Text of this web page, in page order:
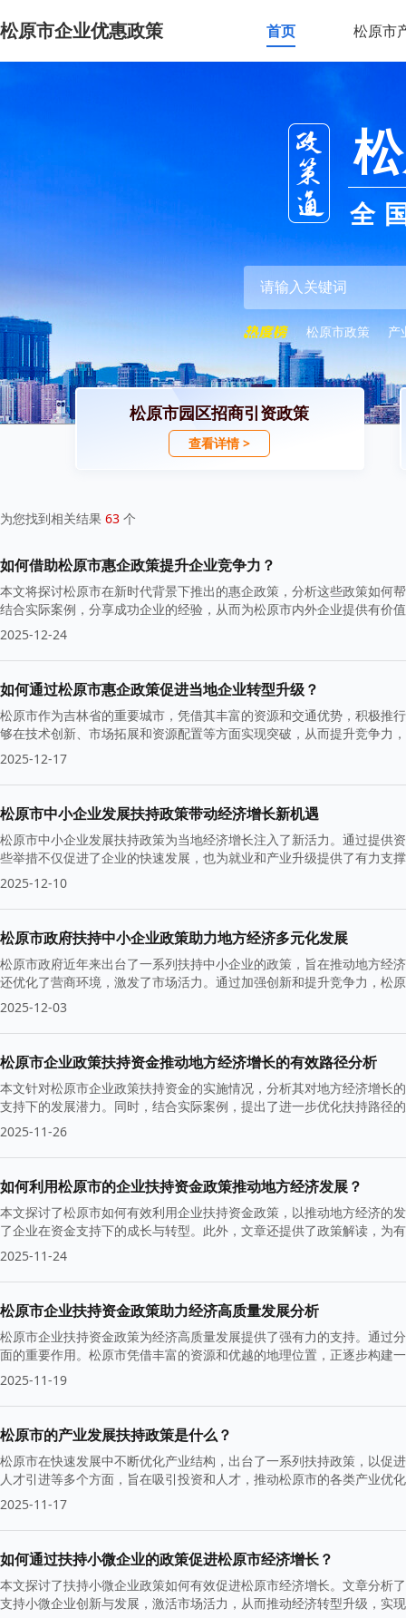
松原市企业优惠政策 首页 松原市
全
松原市政策 产
松原市园区招商引资政策
查看详情 >
为您找到相关结果 63 个
如何借助松原市惠企政策提升企业竞争力？
本文将探讨松原市在新时代背景下推出的惠企政策，分析这些政策如何
结合实际案例，分享成功企业的经验，从而为松原市内外企业提供有价
2025-12-24
如何通过松原市惠企政策促进当地企业转型升级？
松原市作为吉林省的重要城市，凭借其丰富的资源和交通优势，积极推
够在技术创新、市场拓展和资源配置等方面实现突破，从而提升竞争力
2025-12-17
松原市中小企业发展扶持政策带动经济增长新机遇
松原市中小企业发展扶持政策为当地经济增长注入了新活力。通过提供
些举措不仅促进了企业的快速发展，也为就业和产业升级提供了有力支
2025-12-10
松原市政府扶持中小企业政策助力地方经济多元化发展
松原市政府近年来出台了一系列扶持中小企业的政策，旨在推动地方经
还优化了营商环境，激发了市场活力。通过加强创新和提升竞争力，松
2025-12-03
松原市企业政策扶持资金推动地方经济增长的有效路径分析
本文针对松原市企业政策扶持资金的实施情况，分析其对地方经济增长
支持下的发展潜力。同时，结合实际案例，提出了进一步优化扶持路径
2025-11-26
如何利用松原市的企业扶持资金政策推动地方经济发展？
本文探讨了松原市如何有效利用企业扶持资金政策，以推动地方经济的
了企业在资金支持下的成长与转型。此外，文章还提供了政策解读，为
2025-11-24
松原市企业扶持资金政策助力经济高质量发展分析
松原市企业扶持资金政策为经济高质量发展提供了强有力的支持。通过
面的重要作用。松原市凭借丰富的资源和优越的地理位置，正逐步构建
2025-11-19
松原市的产业发展扶持政策是什么？
松原市在快速发展中不断优化产业结构，出台了一系列扶持政策，以促
人才引进等多个方面，旨在吸引投资和人才，推动松原市的各类产业优
2025-11-17
如何通过扶持小微企业的政策促进松原市经济增长？
本文探讨了扶持小微企业政策如何有效促进松原市经济增长。文章分析
支持小微企业创新与发展，激活市场活力，从而推动经济转型升级，实